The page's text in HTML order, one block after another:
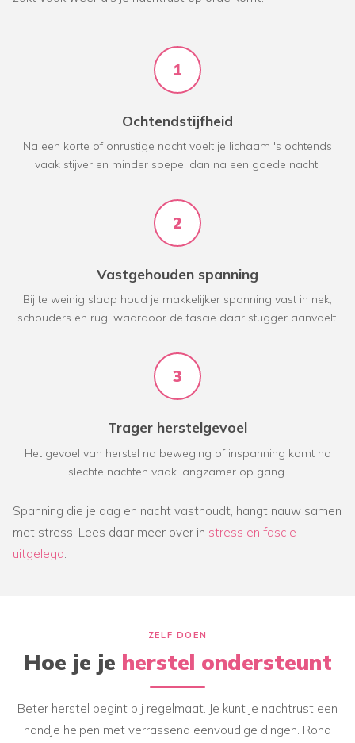
1
Ochtendstijfheid
Na een korte of onrustige nacht voelt je lichaam 's ochtends
vaak stijver en minder soepel dan na een goede nacht.
2
Vastgehouden spanning
Bij te weinig slaap houd je makkelijker spanning vast in nek,
schouders en rug, waardoor de fascie daar stugger aanvoelt.
3
Trager herstelgevoel
Het gevoel van herstel na beweging of inspanning komt na
slechte nachten vaak langzamer op gang.
Spanning die je dag en nacht vasthoudt, hangt nauw samen
met stress. Lees daar meer over in stress en fascie
uitgelegd
ZELF DOEN
Hoe je je herstel ondersteunt
Beter herstel begint bij regelmaat. Je kunt je nachtrust een
handje helpen met verrassend eenvoudige dingen. Rond